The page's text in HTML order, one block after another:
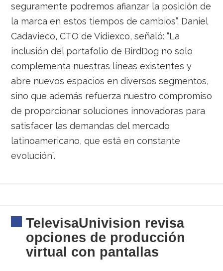
seguramente podremos afianzar la posición de
la marca en estos tiempos de cambios”. Daniel
Cadavieco, CTO de Vidiexco, señaló: “La
inclusión del portafolio de BirdDog no solo
complementa nuestras líneas existentes y
abre nuevos espacios en diversos segmentos,
sino que además refuerza nuestro compromiso
de proporcionar soluciones innovadoras para
satisfacer las demandas del mercado
latinoamericano, que está en constante
evolución”.
TelevisaUnivision revisa
opciones de producción
virtual con pantallas